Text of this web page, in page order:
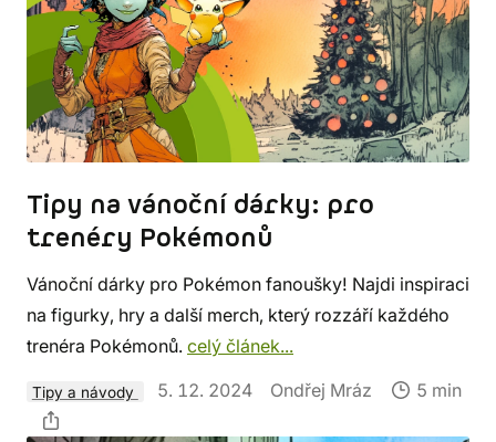
Tipy na vánoční dárky: pro
trenéry Pokémonů
Vánoční dárky pro Pokémon fanoušky! Najdi inspiraci
na figurky, hry a další merch, který rozzáří každého
trenéra Pokémonů. celý článek...
Tipy a návody 5. 12. 2024 Ondřej Mráz 5 min